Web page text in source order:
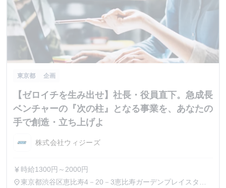
東京都 企画
【ゼロイチを生み出せ】社長・役員直下。急成長
ベンチャーの『次の柱』となる事業を、あなたの
手で創造・立ち上げよ
株式会社ウィジーズ
currency_yen 時給1300円～2000円
place東京都渋谷区恵比寿4－20－3恵比寿ガーデンプレイスタワ